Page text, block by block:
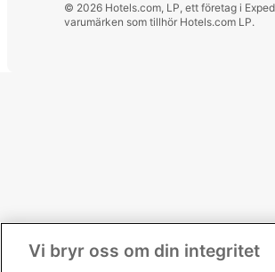
© 2026 Hotels.com, LP, ett företag i
varumärken som tillhör Hotels.com LP.
Vi bryr oss om din integritet